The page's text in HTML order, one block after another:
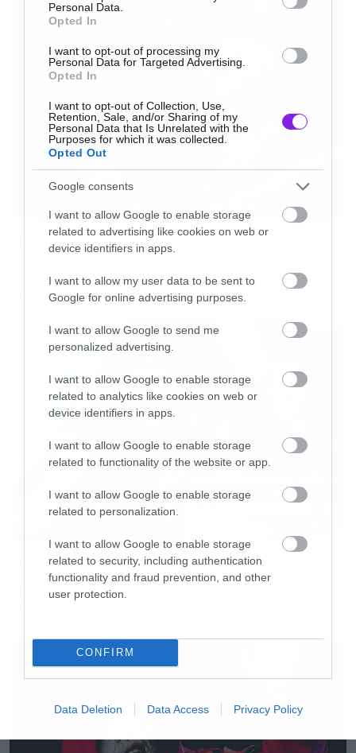
Personal Data.
Opted In
I want to opt-out of processing my
Personal Data for Targeted Advertising.
Opted In
I want to opt-out of Collection, Use,
Retention, Sale, and/or Sharing of my
Personal Data that Is Unrelated with the
Purposes for which it was collected.
Opted Out
Google consents
I want to allow Google to enable storage
related to advertising like cookies on web or
device identifiers in apps.
I want to allow my user data to be sent to
Google for online advertising purposes.
I want to allow Google to send me
personalized advertising.
I want to allow Google to enable storage
related to analytics like cookies on web or
device identifiers in apps.
I want to allow Google to enable storage
related to functionality of the website or app.
I want to allow Google to enable storage
related to personalization.
I want to allow Google to enable storage
related to security, including authentication
functionality and fraud prevention, and other
user protection.
CONFIRM
Data Deletion Data Access Privacy Policy
Metallica performs live at Olympic Stadium in Athens, Greece,
on May 9, 2026
Metallica performs live at Olympic Stadium in Athens, Greece,
Ο Glenn Hughes αποσύρθηκε
από τις ζωντανές εμφανίσεις
Οι λόγοι της απόλυσης του Sid